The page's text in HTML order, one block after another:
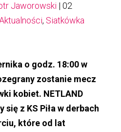
Jaworowski | 02
, Siatkówka
o godz. 18:00 w
zostanie mecz
kobiet. NETLAND
się z KS Piła w derbach
które od lat